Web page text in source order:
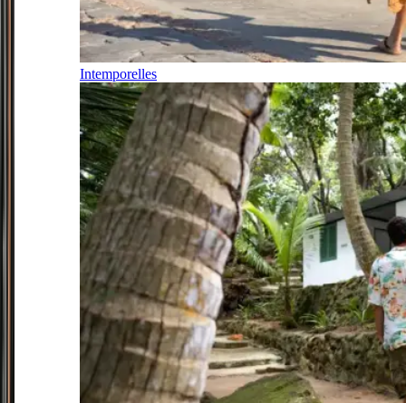
Intemporelles